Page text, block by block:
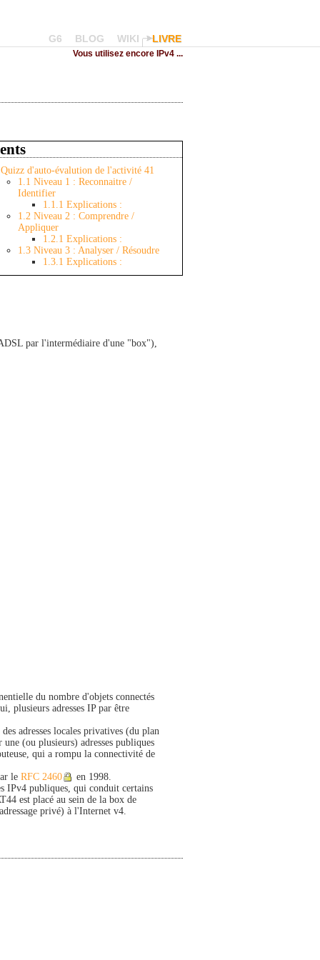
G6 BLOG WIKI LIVRE
Vous utilisez encore IPv4 ...
Quizz d'auto-évalution de l'activité 41
1.1 Niveau 1 : Reconnaitre /
Identifier
1.1.1 Explications :
1.2 Niveau 2 : Comprendre /
Appliquer
1.2.1 Explications :
1.3 Niveau 3 : Analyser / Résoudre
1.3.1 Explications :
par l'intermédiaire d'une "box"),
du nombre d'objets connectés
plusieurs adresses IP par être
adresses locales privatives (du plan
(ou plusieurs) adresses publiques
qui a rompu la connectivité de
le RFC 2460
en 1998.
IPv4 publiques, qui conduit certains
est placé au sein de la box de
privé) à l'Internet v4.